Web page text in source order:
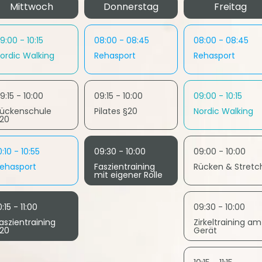
Mittwoch
- 10:15
Walking
- 10:00
- 10:55
- 11:00
Donnerstag
08:00 - 08:45
Rehasport
09:15 - 10:00
Pilates §20
09:30 - 10:00
Faszientraining
mit eigener Rolle
Freitag
08:00 - 08:45
Rehasport
09:00 - 10:15
Nordic Walking
09:00 - 10:00
Rücken &
09:30 - 10:00
Zirkeltraining am
Gerät